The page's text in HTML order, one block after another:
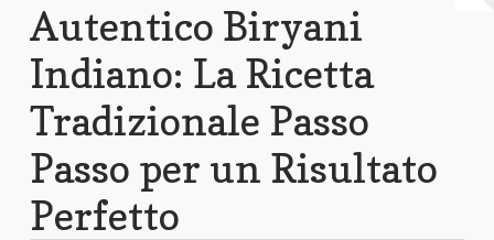
Autentico Biryani
Indiano: La Ricetta
Tradizionale Passo
Passo per un Risultato
Perfetto